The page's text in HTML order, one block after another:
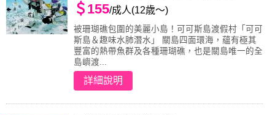
＄155/成人(12歳～)
被珊瑚礁包圍的美麗小島！可可斯島渡假村「可可
斯島＆趣味水肺潛水」 關島四面環海，蘊有極其
豐富的熱帶魚群及各種珊瑚礁，也是關島唯一的全
島嶼渡...
詳細說明